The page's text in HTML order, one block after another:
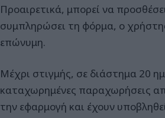
Προαιρετικά, μπορεί να
συμπληρώσει τη φόρμα, ο
επώνυμη.
Μέχρι στιγμής, σε διάστημα 20
καταχωρημένες παραχωρήσεις
την εφαρμογή και έχουν